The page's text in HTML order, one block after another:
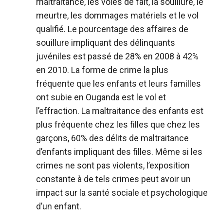
meurtre, les dommages matériels et le vol
qualifié. Le pourcentage des affaires de
souillure impliquant des délinquants
juvéniles est passé de 28% en 2008 à 42%
en 2010. La forme de crime la plus
fréquente que les enfants et leurs familles
ont subie en Ouganda est le vol et
l’effraction. La maltraitance des enfants est
plus fréquente chez les filles que chez les
garçons, 60% des délits de maltraitance
d’enfants impliquant des filles. Même si les
crimes ne sont pas violents, l’exposition
constante à de tels crimes peut avoir un
impact sur la santé sociale et psychologique
d’un enfant.